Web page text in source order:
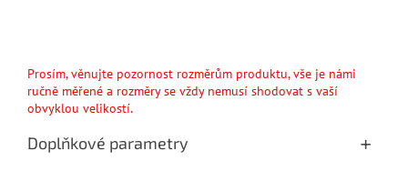
Prosím, věnujte pozornost rozměrům produktu, vše je námi
ručně měřené a rozměry se vždy nemusí shodovat s vaší
obvyklou velikostí.
Doplňkové parametry